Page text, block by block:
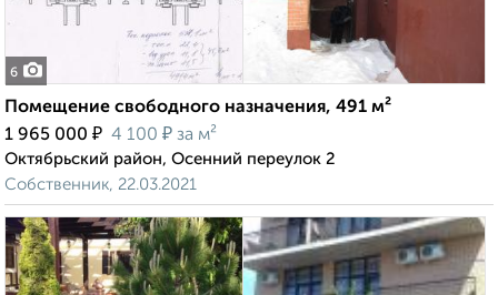
6
Помещение свободного назначения, 491 м²
1 965 000 ₽ 4 100 ₽ за м²
Октябрьский район, Осенний переулок 2
Собственник, 22.03.2021